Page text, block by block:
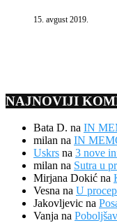
15. avgust 2019.
NAJNOVIJI
Bata D. na IN
milan na IN
Uskrs na 3 nove
milan na Sutra u
Mirjana Dokić na
Vesna na U
Jakovljevic na
Vanja na